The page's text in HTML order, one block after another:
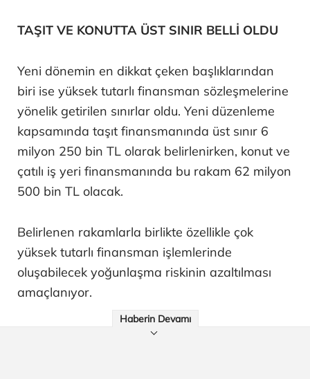
TAŞIT VE KONUTTA ÜST SINIR BELLİ OLDU
Yeni dönemin en dikkat çeken başlıklarından
biri ise yüksek tutarlı finansman sözleşmelerine
yönelik getirilen sınırlar oldu. Yeni düzenleme
kapsamında taşıt finansmanında üst sınır 6
milyon 250 bin TL olarak belirlenirken, konut ve
çatılı iş yeri finansmanında bu rakam 62 milyon
500 bin TL olacak.
Belirlenen rakamlarla birlikte özellikle çok
yüksek tutarlı finansman işlemlerinde
oluşabilecek yoğunlaşma riskinin azaltılması
amaçlanıyor.
Haberin Devamı